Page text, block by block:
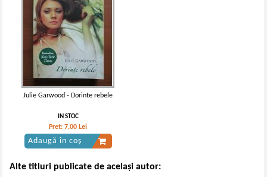
Julie Garwood - Dorinte rebele
IN STOC
Pret:7,00 Lei
Adaugă în coș
Alte titluri publicate de același autor: